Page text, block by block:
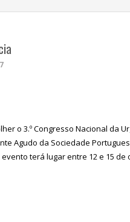
o 3.º Congresso Nacional da
Agudo da Sociedade
terá lugar entre 12 e 15